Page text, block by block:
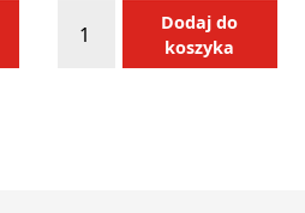
Kołnierz
ortopedyczny
Dodaj do
koszyka
Alternative: